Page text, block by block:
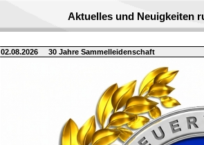
Aktuelles und Neuigkeiten
02.08.2026 30 Jahre Sammelleidenschaft